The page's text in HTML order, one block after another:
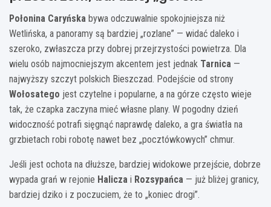
Połonina Caryńska bywa odczuwalnie spokojniejsza niż
Wetlińska, a panoramy są bardziej „rozlane” — widać daleko i
szeroko, zwłaszcza przy dobrej przejrzystości powietrza. Dla
wielu osób najmocniejszym akcentem jest jednak Tarnica —
najwyższy szczyt polskich Bieszczad. Podejście od strony
Wołosatego jest czytelne i popularne, a na górze często wieje
tak, że czapka zaczyna mieć własne plany. W pogodny dzień
widoczność potrafi sięgnąć naprawdę daleko, a gra światła na
grzbietach robi robotę nawet bez „pocztówkowych” chmur.
Jeśli jest ochota na dłuższe, bardziej widokowe przejście, dobrze
wypada grań w rejonie Halicza i Rozsypańca — już bliżej granicy,
bardziej dziko i z poczuciem, że to „koniec drogi”.